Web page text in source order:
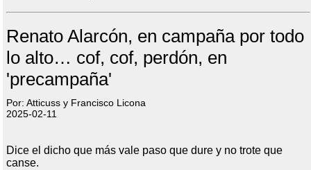
Renato Alarcón, en campaña por todo
lo alto… cof, cof, perdón, en
'precampaña'
Por: Atticuss y Francisco Licona
2025-02-11
Dice el dicho que más vale paso que dure y no trote que
canse.